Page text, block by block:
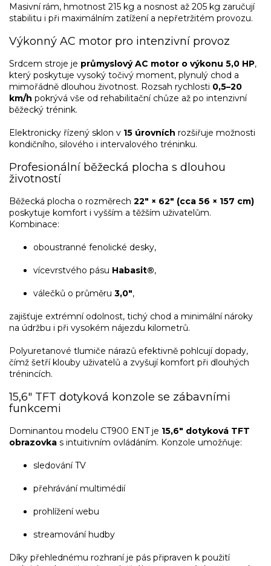
Masivní rám, hmotnost 215 kg a nosnost až 205 kg zaručují
stabilitu i při maximálním zatížení a nepřetržitém provozu.
Výkonný AC motor pro intenzivní provoz
Srdcem stroje je průmyslový AC motor o výkonu 5,0 HP,
který poskytuje vysoký točivý moment, plynulý chod a
mimořádně dlouhou životnost. Rozsah rychlosti 0,5–20
km/h pokrývá vše od rehabilitační chůze až po intenzivní
běžecký trénink.
Elektronicky řízený sklon v 15 úrovních rozšiřuje možnosti
kondičního, silového i intervalového tréninku.
Profesionální běžecká plocha s dlouhou
životností
Běžecká plocha o rozměrech 22″ × 62″ (cca 56 × 157 cm)
poskytuje komfort i vyšším a těžším uživatelům.
Kombinace:
oboustranné fenolické desky,
vícevrstvého pásu Habasit®,
válečků o průměru 3,0″,
zajišťuje extrémní odolnost, tichý chod a minimální nároky
na údržbu i při vysokém nájezdu kilometrů.
Polyuretanové tlumiče nárazů efektivně pohlcují dopady,
čímž šetří klouby uživatelů a zvyšují komfort při dlouhých
trénincích.
15,6″ TFT dotyková konzole se zábavními
funkcemi
Dominantou modelu CT900 ENT je 15,6″ dotyková TFT
obrazovka s intuitivním ovládáním. Konzole umožňuje:
sledování TV
přehrávání multimédií
prohlížení webu
streamování hudby
Díky přehlednému rozhraní je pás připraven k použití